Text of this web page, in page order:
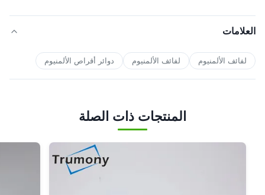
العلامات
لفائف الألمنيوم لفائف الألمنيوم دوائر أقراص الألمنيوم
المنتجات ذات الصلة